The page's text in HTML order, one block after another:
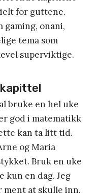
for guttene.
gaming, onani,
tema som
superviktige.
bruke en hel uke
god i matematikk
kan ta litt tid.
og Maria
Bruk en uke
kun en dag. Jeg
ment at skulle inn.